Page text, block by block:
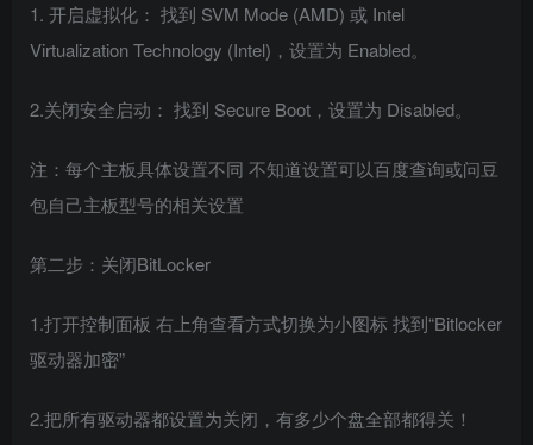
1. 开启虚拟化： 找到 SVM Mode (AMD) 或 Intel
Virtualization Technology (Intel)，设置为 Enabled。
2.关闭安全启动： 找到 Secure Boot，设置为 Disabled。
注：每个主板具体设置不同 不知道设置可以百度查询或问豆
包自己主板型号的相关设置
第二步：关闭BitLocker
1.打开控制面板 右上角查看方式切换为小图标 找到“Bitlocker
驱动器加密”
2.把所有驱动器都设置为关闭，有多少个盘全部都得关！